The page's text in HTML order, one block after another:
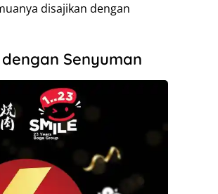
disajikan dengan
Senyuman